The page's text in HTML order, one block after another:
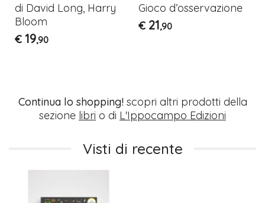
di David Long, Harry
Bloom
€ 19,90
Gioco d’osservazione
€ 21,90
Continua lo shopping!scopri altri prodotti della
sezione libri o di L'Ippocampo Edizioni
Visti di recente